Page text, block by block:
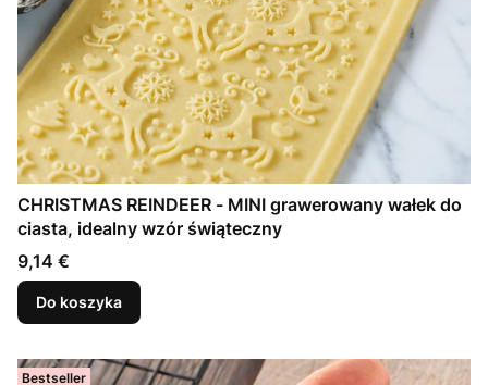
CHRISTMAS REINDEER - MINI grawerowany wałek do
ciasta, idealny wzór świąteczny
Cena
9,14 €
Do koszyka
Bestseller